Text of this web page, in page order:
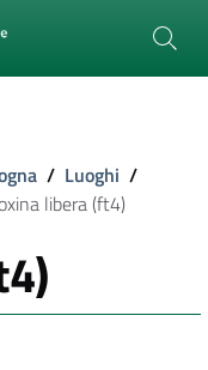
/ Luoghi /
libera (ft4)